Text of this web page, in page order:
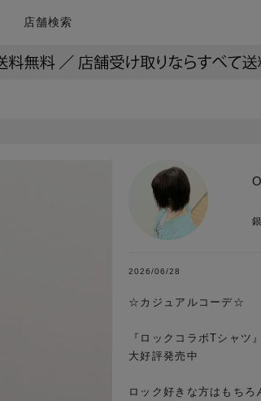
店舗検索
2026/06/28
☆カジュアルコーデ☆
『ロックコラボTシャツ』
大好評発売中
ロック好きな方はもちろ